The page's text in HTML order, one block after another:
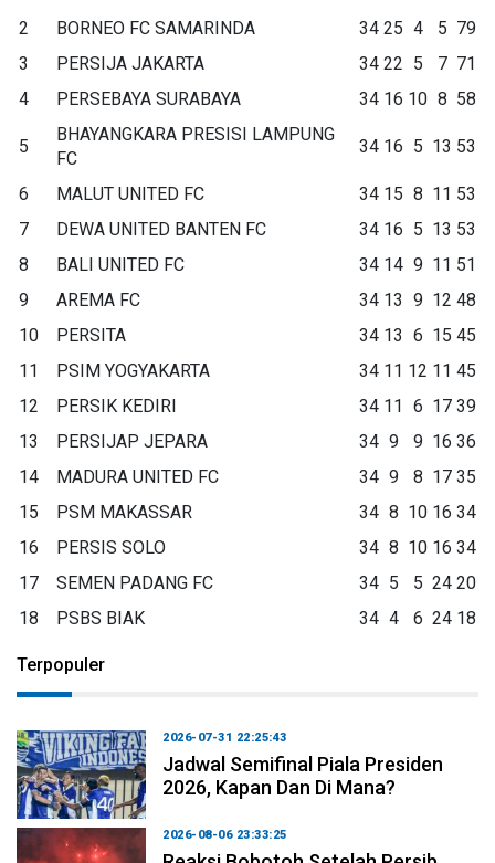
2
BORNEO FC SAMARINDA 34 25 4 5 79
3
PERSIJA JAKARTA 34 22 5 7 71
4
PERSEBAYA SURABAYA 34 16 10 8 58
5
BHAYANGKARA PRESISI LAMPUNG
FC
34 16 5 13 53
6 MALUT UNITED FC 34 15 8 11 53
7
DEWA UNITED BANTEN FC 34 16 5 13 53
8
BALI UNITED FC 34 14 9 11 51
9
AREMA FC 34 13 9 12 48
10
PERSITA 34 13 6 15 45
11
PSIM YOGYAKARTA 34 11 12 11 45
12
PERSIK KEDIRI 34 11 6 17 39
13
PERSIJAP JEPARA 34 9 9 16 36
14
MADURA UNITED FC 34 9 8 17 35
15
PSM MAKASSAR 34 8 10 16 34
16
PERSIS SOLO 34 8 10 16 34
17
SEMEN PADANG FC 34 5 5 24 20
18
PSBS BIAK 34 4 6 24 18
Terpopuler
2026-07-31 22:25:43
Jadwal Semifinal Piala Presiden
2026, Kapan Dan Di Mana?
2026-08-06 23:33:25